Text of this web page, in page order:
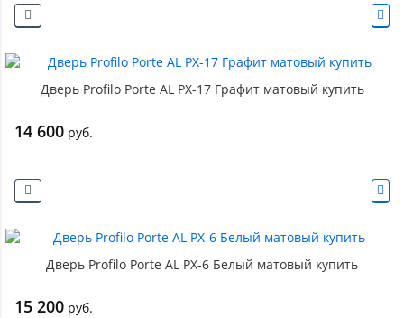
Дверь Profilo Porte AL PX-17 Графит матовый купить
14 600 руб.
Дверь Profilo Porte AL PX-6 Белый матовый купить
15 200 руб.